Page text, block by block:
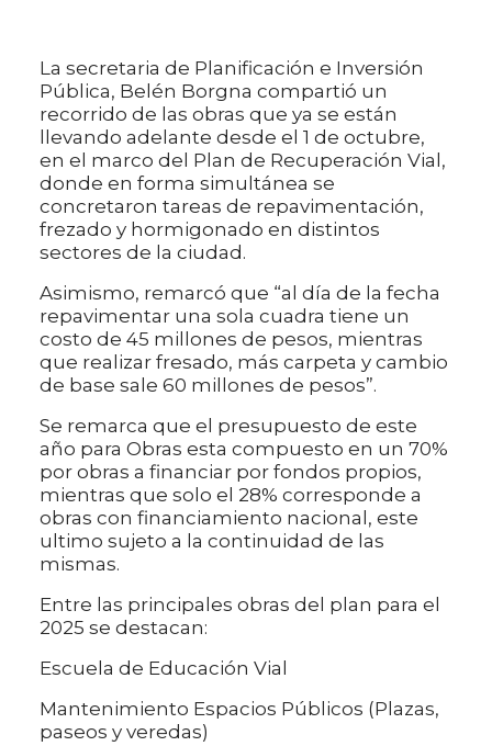
La secretaria de Planificación e Inversión
Pública, Belén Borgna compartió un
recorrido de las obras que ya se están
llevando adelante desde el 1 de octubre,
en el marco del Plan de Recuperación Vial,
donde en forma simultánea se
concretaron tareas de repavimentación,
frezado y hormigonado en distintos
sectores de la ciudad.
Asimismo, remarcó que “al día de la fecha
repavimentar una sola cuadra tiene un
costo de 45 millones de pesos, mientras
que realizar fresado, más carpeta y cambio
de base sale 60 millones de pesos”.
Se remarca que el presupuesto de este
año para Obras esta compuesto en un 70%
por obras a financiar por fondos propios,
mientras que solo el 28% corresponde a
obras con financiamiento nacional, este
ultimo sujeto a la continuidad de las
mismas.
Entre las principales obras del plan para el
2025 se destacan:
Escuela de Educación Vial
Mantenimiento Espacios Públicos (Plazas,
paseos y veredas)